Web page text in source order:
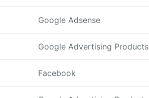
Google Adsense
Google Advertising Products
Facebook